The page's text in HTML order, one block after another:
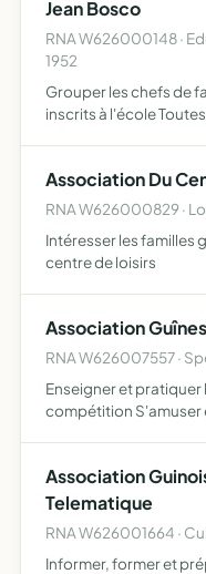
Jean Bosco
RNA W626000148 ·
1952
Grouper les chefs de
inscrits à l'école
Association Du
RNA W626000829 ·
Intéresser les familles
centre de loisirs
Association
RNA W626007557 ·
Enseigner et pratiquer
compétition S'amuser
Association
Telematique
RNA W626001664 ·
Informer, former et